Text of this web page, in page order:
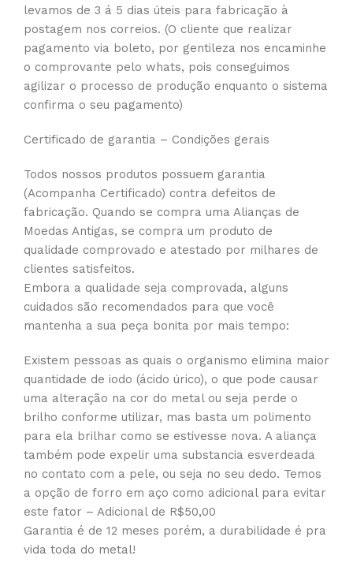
levamos de 3 á 5 dias úteis para fabricação à
postagem nos correios. (O cliente que realizar
pagamento via boleto, por gentileza nos encaminhe
o comprovante pelo whats, pois conseguimos
agilizar o processo de produção enquanto o sistema
confirma o seu pagamento)
Certificado de garantia – Condições gerais
Todos nossos produtos possuem garantia
(Acompanha Certificado) contra defeitos de
fabricação. Quando se compra uma Alianças de
Moedas Antigas, se compra um produto de
qualidade comprovado e atestado por milhares de
clientes satisfeitos.
Embora a qualidade seja comprovada, alguns
cuidados são recomendados para que você
mantenha a sua peça bonita por mais tempo:
Existem pessoas as quais o organismo elimina maior
quantidade de iodo (ácido úrico), o que pode causar
uma alteração na cor do metal ou seja perde o
brilho conforme utilizar, mas basta um polimento
para ela brilhar como se estivesse nova. A aliança
também pode expelir uma substancia esverdeada
no contato com a pele, ou seja no seu dedo. Temos
a opção de forro em aço como adicional para evitar
este fator – Adicional de R$50,00
Garantia é de 12 meses porém, a durabilidade é pra
vida toda do metal!